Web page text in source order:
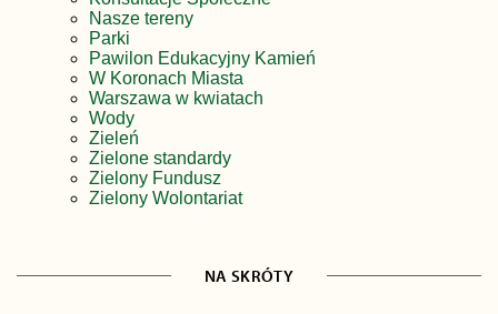
Nasze tereny
Parki
Pawilon Edukacyjny Kamień
W Koronach Miasta
Warszawa w kwiatach
Wody
Zieleń
Zielone standardy
Zielony Fundusz
Zielony Wolontariat
NA SKRÓTY